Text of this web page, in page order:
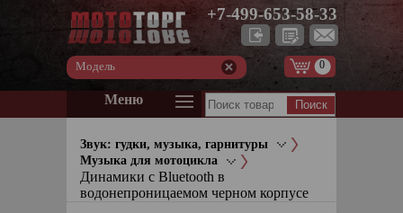
+7-499-653-58-33
Модель 0
Меню
Звук: гудки, музыка, гарнитуры
Музыка для мотоцикла
Динамики с Bluetooth в
водонепроницаемом черном корпусе